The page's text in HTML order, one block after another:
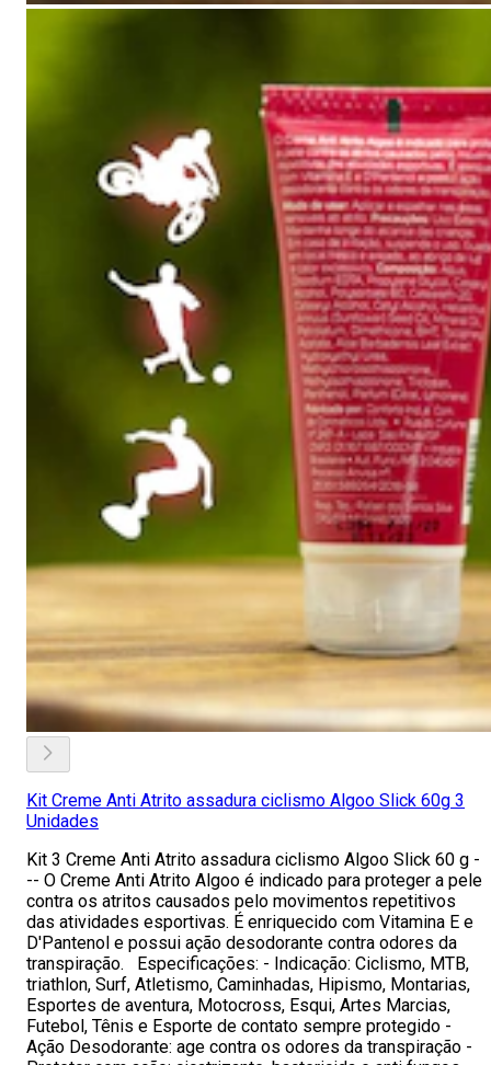
Kit Creme Anti Atrito assadura ciclismo Algoo Slick 60g 3
Unidades
Kit 3 Creme Anti Atrito assadura ciclismo Algoo Slick 60 g -
-- O Creme Anti Atrito Algoo é indicado para proteger a pele
contra os atritos causados pelo movimentos repetitivos
das atividades esportivas. É enriquecido com Vitamina E e
D'Pantenol e possui ação desodorante contra odores da
transpiração. Especificações: - Indicação: Ciclismo, MTB,
triathlon, Surf, Atletismo, Caminhadas, Hipismo, Montarias,
Esportes de aventura, Motocross, Esqui, Artes Marcias,
Futebol, Tênis e Esporte de contato sempre protegido -
Ação Desodorante: age contra os odores da transpiração -